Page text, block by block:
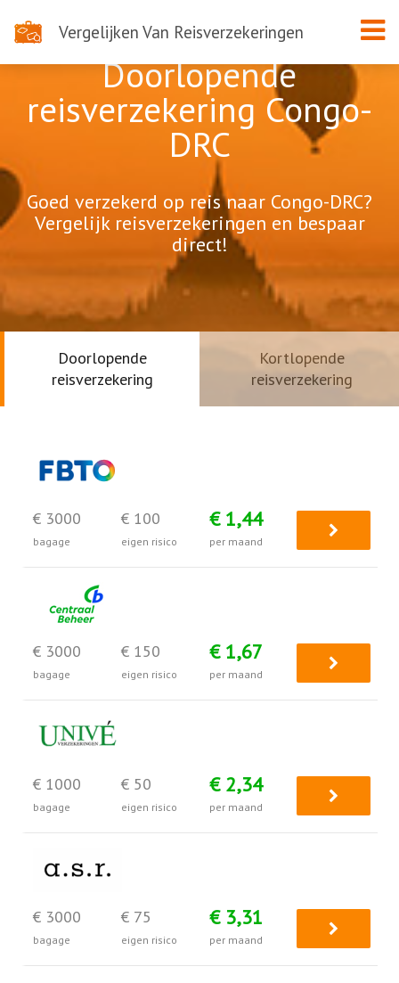
Vergelijken Van Reisverzekeringen
Doorlopende
reisverzekering Congo-
DRC
Goed verzekerd op reis naar Congo-DRC?
Vergelijk reisverzekeringen en bespaar
direct!
Doorlopende
reisverzekering
Kortlopende
reisverzekering
€ 3000
bagage
€ 100
eigen risico
€ 1,44
per maand
€ 3000
bagage
€ 150
eigen risico
€ 1,67
per maand
€ 1000
bagage
€ 50
eigen risico
€ 2,34
per maand
€ 3000
bagage
€ 75
eigen risico
€ 3,31
per maand